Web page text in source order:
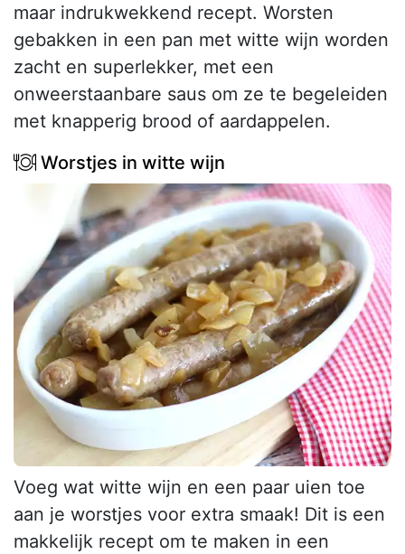
maar indrukwekkend recept. Worsten
gebakken in een pan met witte wijn worden
zacht en superlekker, met een
onweerstaanbare saus om ze te begeleiden
met knapperig brood of aardappelen.
Worstjes in witte wijn
Voeg wat witte wijn en een paar uien toe
aan je worstjes voor extra smaak! Dit is een
makkelijk recept om te maken in een